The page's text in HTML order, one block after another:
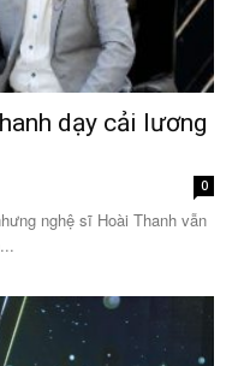
dạy cải lương
0
nghệ sĩ Hoài Thanh vẫn